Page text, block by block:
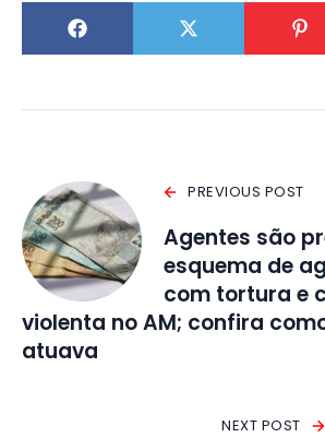
PREVIOUS POST
Agentes são
esquema de
com tortura e
violenta no AM; confira
atuava
NEXT POST